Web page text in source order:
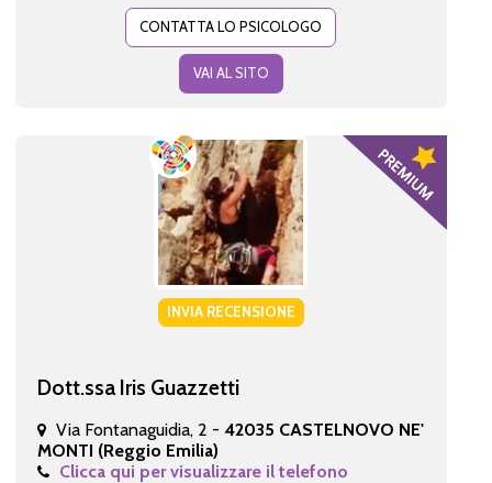
CONTATTA LO PSICOLOGO
VAI AL SITO
INVIA RECENSIONE
Dott.ssa Iris Guazzetti
Via Fontanaguidia, 2 - 42035 CASTELNOVO NE'
MONTI (Reggio Emilia)
Clicca qui per visualizzare il telefono